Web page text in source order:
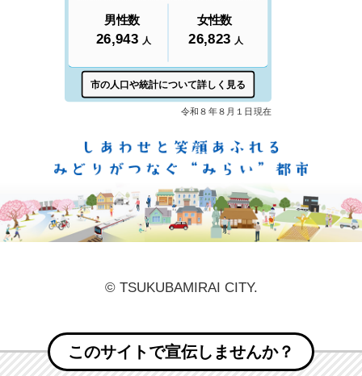
© TSUKUBAMIRAI CITY.
このサイトで宣伝しませんか？